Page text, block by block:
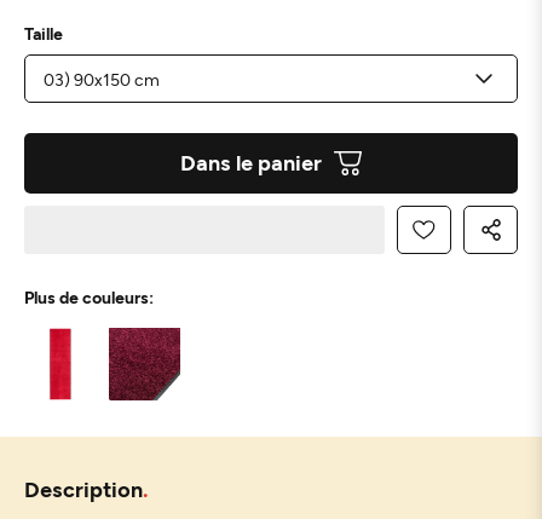
Taille
Dans le panier
Plus de couleurs:
Description